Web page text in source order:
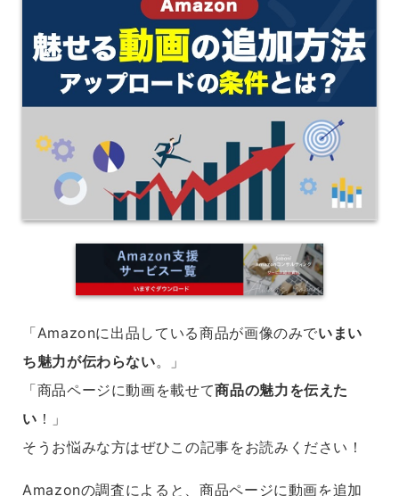
「Amazonに出品している商品が画像のみでいまい
ち魅力が伝わらない。」
「商品ページに動画を載せて商品の魅力を伝えた
い ！」
そうお悩みな方はぜひこの記事をお読みください！
Amazonの調査によると、商品ページに動画を追加